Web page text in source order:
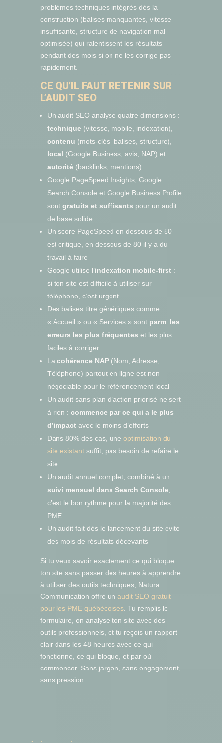
problèmes techniques intégrés dès la
construction (balises manquantes, vitesse
insuffisante, structure de navigation mal
optimisée) qui ralentissent les résultats
pendant des mois si on ne les corrige pas
rapidement.
CE QU’IL FAUT RETENIR SUR
L’AUDIT SEO
Un audit SEO analyse quatre dimensions :
technique (vitesse, mobile, indexation),
contenu (mots-clés, balises, structure),
local (Google Business, avis, NAP) et
autorité (backlinks, mentions)
Google PageSpeed Insights, Google
Search Console et Google Business Profile
sont gratuits et suffisants pour un audit
de base solide
Un score PageSpeed en dessous de 50
est critique, en dessous de 80 il y a du
travail à faire
Google utilise l’indexation mobile-first:
si ton site est difficile à utiliser sur
téléphone, c’est urgent
Des balises titre génériques comme
« Accueil » ou « Services » sont parmi les
erreurs les plus fréquentes et les plus
faciles à corriger
La cohérence NAP(Nom, Adresse,
Téléphone) partout en ligne est non
négociable pour le référencement local
Un audit sans plan d’action priorisé ne sert
à rien : commence par ce qui a le plus
d’impactavec le moins d’efforts
Dans 80% des cas, une optimisation du
site existantsuffit, pas besoin de refaire le
site
Un audit annuel complet, combiné à un
suivi mensuel dans Search Console
c’est le bon rythme pour la majorité des
PME
Un audit fait dès le lancement du site évite
des mois de résultats décevants
Si tu veux savoir exactement ce qui bloque
ton site sans passer des heures à apprendre
à utiliser des outils techniques, Natura
Communication offre un audit SEO gratuit
pour les PME québécoises. Tu remplis le
formulaire, on analyse ton site avec des
outils professionnels, et tu reçois un rapport
clair dans les 48 heures avec ce qui
fonctionne, ce qui bloque, et par où
commencer. Sans jargon, sans engagement,
sans pression.